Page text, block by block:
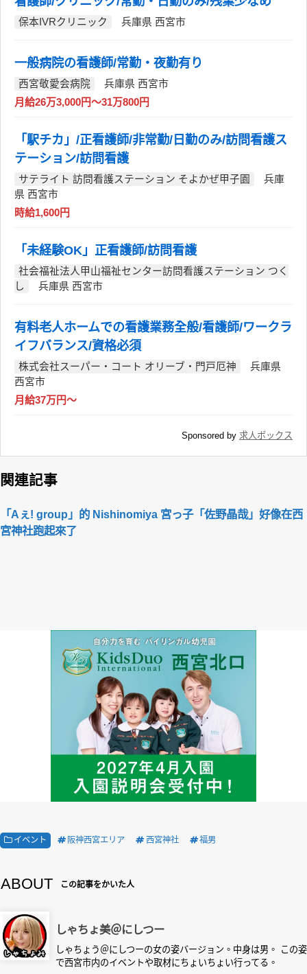
保本IVRクリニック 兵庫県 西宮市
一般病院の看護師/常勤・夜勤有り
西宮敬愛会病院
兵庫県 西宮市
月給26万3,000円～31万800円
「駅チカ」/正看護師/非常勤/日勤のみ/訪問看護ス
テーション/訪問看護
サテライト 訪問看護ステーション そよかぜ甲子園
兵庫
県 西宮市
時給1,600円
「未経験OK」正看護師/訪問看護
社会福祉法人甲山福祉センター訪問看護ステーション つく
し
兵庫県 西宮市
有料老人ホームでの看護業務全般/看護師/ワークラ
イフバランス/資格必須
株式会社スーパー・コート オリーブ・門戸厄神
兵庫県
西宮市
月給37万円～
Sponsored by 求人ボックス
関連記事
「Aぇ! group」的 Nishinomiya 宮っ子「佐野晶哉」好像在西
宮神社跑起來了
イベント 阪神西宮エリア 西宮神社 福男
ABOUT この記事をかいた人
しゃちょ美＠にしつー
しゃちょう＠にしつーの女の姿バージョン。中身は男。 この姿
で西宮市内のイベントや取材にちょいちょい行ってる。